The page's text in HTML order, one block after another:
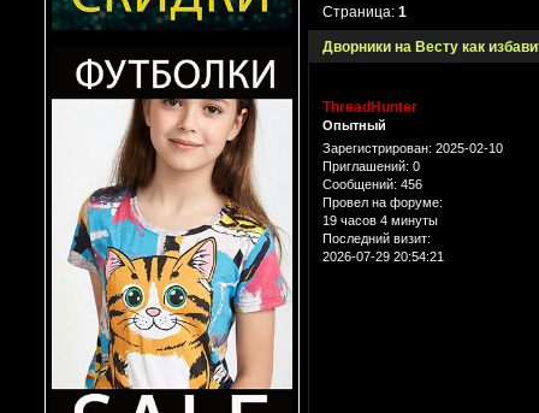
Дворники на Весту как
Страница:1
ThreadHunter
Опытный
Зарегистрирован: 2025-02-10
Приглашений: 0
Сообщений: 456
Провел на форуме:
19 часов 4 минуты
Последний визит:
2026-07-29 20:54:21